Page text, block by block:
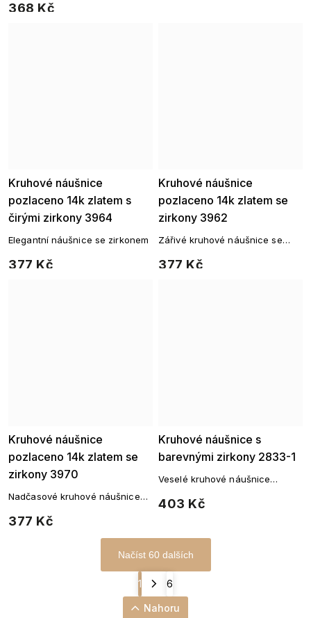
368 Kč
Kruhové náušnice
pozlaceno 14k zlatem s
čirými zirkony 3964
377 Kč
Elegantní náušnice se zirkonem
Kruhové náušnice
pozlaceno 14k zlatem se
zirkony 3962
377 Kč
Zářivé kruhové náušnice se
Kruhové náušnice
pozlaceno 14k zlatem se
zirkony 3970
377 Kč
Nadčasové kruhové náušnice
Kruhové náušnice s
barevnými zirkony 2833-1
403 Kč
Veselé kruhové náušnice
duhových barvách.
Načíst 60 dalších
1 6
Nahoru